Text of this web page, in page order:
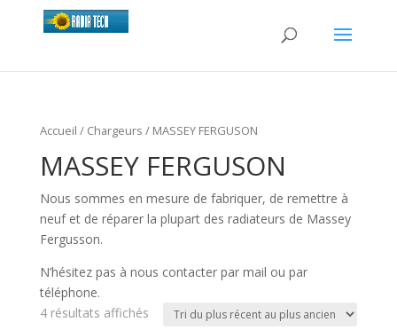
Accueil / Chargeurs / MASSEY FERGUSON
MASSEY FERGUSON
Nous sommes en mesure de fabriquer, de remettre à
neuf et de réparer la plupart des radiateurs de Massey
Fergusson.
N’hésitez pas à nous contacter par mail ou par
téléphone.
4 résultats affichés